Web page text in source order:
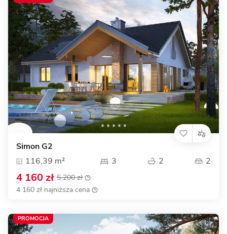
Simon G2
116,39 m²
3 2 2
4 160 zł 5 200 zł
4 160 zł najniższa cena
PROMOCJA